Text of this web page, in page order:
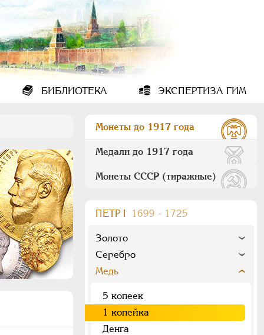
БИБЛИОТЕКА ЭКСПЕРТИЗА ГИМ
Монеты до 1917 года
Медали до 1917 года
Монеты СССР (тиражные)
ПEТР I 1699 - 1725
Золото
Серебро
Медь
5 копеек
1 копейка
Денга